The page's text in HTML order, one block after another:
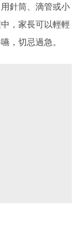
針筒、滴管或小
，家長可以輕輕
，切忌過急。